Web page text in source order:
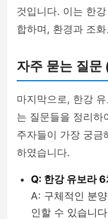
것입니다. 이는 한
합하며, 환경과 조
자주 묻는 질문
마지막으로, 한강
는 질문들을 정리하
주자들이 가장 궁금
하였습니다.
Q: 한강 유보라
A: 구체적인 분
인할 수 있습니